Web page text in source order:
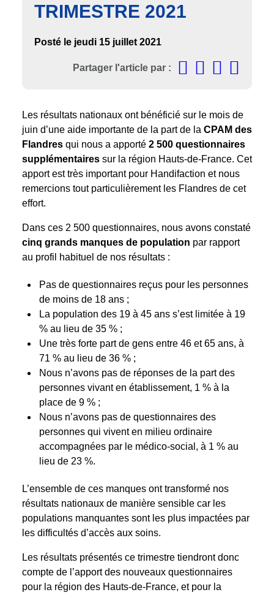
TRIMESTRE 2021
Posté le jeudi 15 juillet 2021
Partager l'article par :
Les résultats nationaux ont bénéficié sur le mois de
juin d’une aide importante de la part de la CPAM des
Flandresqui nous a apporté 2 500 questionnaires
supplémentairessur la région Hauts-de-France. Cet
apport est très important pour Handifaction et nous
remercions tout particulièrement les Flandres de cet
effort.
Dans ces 2 500 questionnaires, nous avons constaté
cinq grands manques de population par rapport
au profil habituel de nos résultats :
Pas de questionnaires reçus pour les personnes
de moins de 18 ans ;
La population des 19 à 45 ans s’est limitée à 19
% au lieu de 35 % ;
Une très forte part de gens entre 46 et 65 ans, à
71 % au lieu de 36 % ;
Nous n’avons pas de réponses de la part des
personnes vivant en établissement, 1 % à la
place de 9 % ;
Nous n’avons pas de questionnaires des
personnes qui vivent en milieu ordinaire
accompagnées par le médico-social, à 1 % au
lieu de 23 %.
L’ensemble de ces manques ont transformé nos
résultats nationaux de manière sensible car les
populations manquantes sont les plus impactées par
les difficultés d’accès aux soins.
Les résultats présentés ce trimestre tiendront donc
compte de l’apport des nouveaux questionnaires
pour la région des Hauts-de-France, et pour la